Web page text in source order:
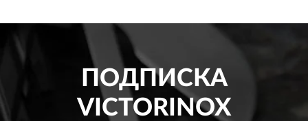
ПОДПИСКА
VICTORINOX